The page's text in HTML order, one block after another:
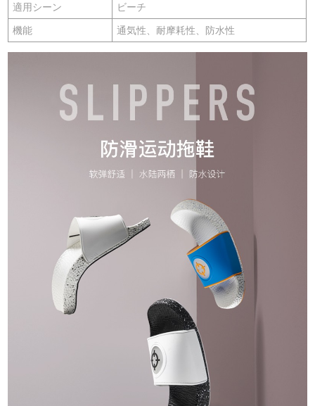
適用シーン ビーチ
機能 通気性、耐摩耗性、防水性